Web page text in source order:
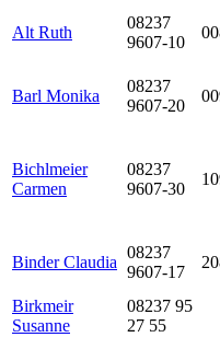
Alt Ruth
08237
9607-10
Barl Monika
08237
9607-20
Bichlmeier
Carmen
08237
9607-30
Binder Claudia
08237
9607-17
Birkmeir
Susanne
08237 95
27 55